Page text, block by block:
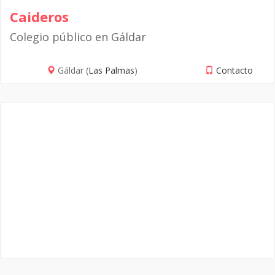
Caideros
Colegio público en Gáldar
Gáldar (Las Palmas) Contacto